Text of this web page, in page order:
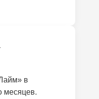
в
месяцев.